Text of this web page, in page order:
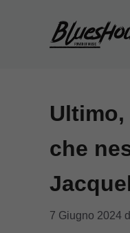
che
7 Giugno 2024